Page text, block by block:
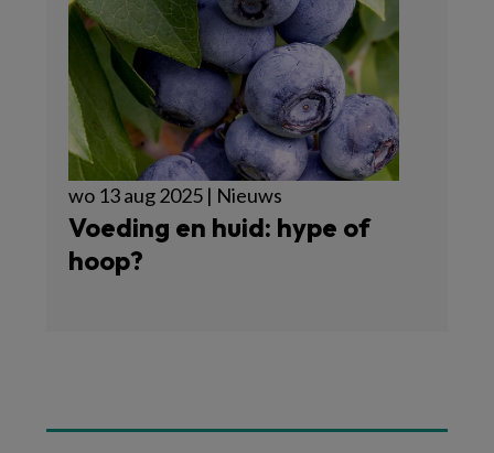
wo 13 aug 2025 | Nieuws
Voeding en huid: hype of
hoop?